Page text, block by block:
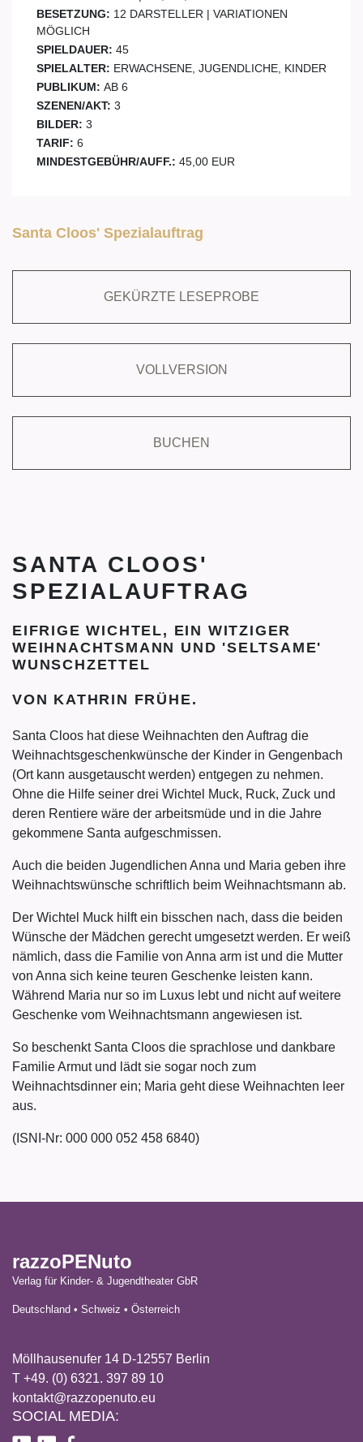
BESETZUNG: 12 DARSTELLER | VARIATIONEN
MÖGLICH
SPIELDAUER: 45
SPIELALTER: ERWACHSENE, JUGENDLICHE, KINDER
PUBLIKUM: AB 6
SZENEN/AKT: 3
BILDER: 3
TARIF: 6
MINDESTGEBÜHR/AUFF.: 45,00 EUR
Santa Cloos' Spezialauftrag
GEKÜRZTE LESEPROBE
VOLLVERSION
BUCHEN
SANTA CLOOS'
SPEZIALAUFTRAG
EIFRIGE WICHTEL, EIN WITZIGER
WEIHNACHTSMANN UND 'SELTSAME'
WUNSCHZETTEL
VON KATHRIN FRÜHE.
Santa Cloos hat diese Weihnachten den Auftrag die
Weihnachtsgeschenkwünsche der Kinder in Gengenbach
(Ort kann ausgetauscht werden) entgegen zu nehmen.
Ohne die Hilfe seiner drei Wichtel Muck, Ruck, Zuck und
deren Rentiere wäre der arbeitsmüde und in die Jahre
gekommene Santa aufgeschmissen.
Auch die beiden Jugendlichen Anna und Maria geben ihre
Weihnachtswünsche schriftlich beim Weihnachtsmann ab.
Der Wichtel Muck hilft ein bisschen nach, dass die beiden
Wünsche der Mädchen gerecht umgesetzt werden. Er weiß
nämlich, dass die Familie von Anna arm ist und die Mutter
von Anna sich keine teuren Geschenke leisten kann.
Während Maria nur so im Luxus lebt und nicht auf weitere
Geschenke vom Weihnachtsmann angewiesen ist.
So beschenkt Santa Cloos die sprachlose und dankbare
Familie Armut und lädt sie sogar noch zum
Weihnachtsdinner ein; Maria geht diese Weihnachten leer
aus.
(ISNI-Nr: 000 000 052 458 6840)
razzoPENuto
Verlag für Kinder- & Jugendtheater GbR
Deutschland • Schweiz • Österreich
Möllhausenufer 14 D-12557 Berlin
T +49. (0) 6321. 397 89 10
kontakt@razzopenuto.eu
SOCIAL MEDIA: